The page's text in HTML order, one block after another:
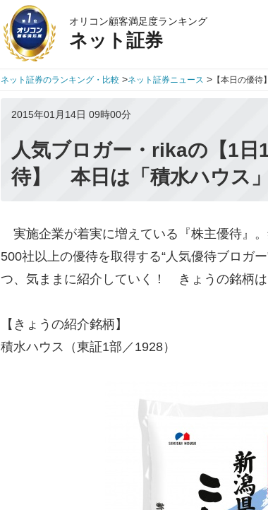
オリコン顧客満足度ランキング
ネット証券
ネット証券のランキング・比較 >ネット証券ニュース > 【本日の優待
2015年01月14日 09時00分
人気ブロガー・rikaの【1日
待】 本日は「積水ハウス」
実施企業が着実に増えている『株主優待』。
500社以上の優待を取得する“人気優待ブロガ
つ、気ままに紹介していく！ きょうの銘柄は
【きょうの紹介銘柄】
積水ハウス（東証1部／1928）